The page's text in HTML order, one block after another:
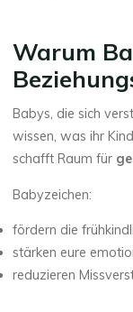
Warum
Babys, die sich
wissen, was ihr
schafft Raum für
Babyzeichen:
fördern die
stärken eure
reduzieren